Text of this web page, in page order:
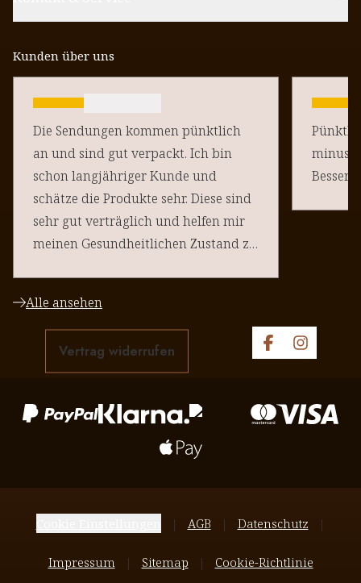
Kunden über uns
Die Sendungen kommen pünktlich
an und sind gut verpackt. Ich bin
schon langjähriger Kunde und
schätze die Produkte sehr. Diese sind
sehr gut verträglich und helfen mir
meinen Gesundheitlichen Zustand zu
Pünktlich
minus
Alle ansehen
Vertrag widerrufen
AGB Datenschutz
Impressum Sitemap Cookie-Richtlinie